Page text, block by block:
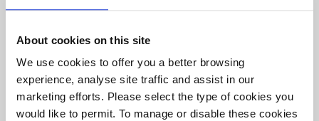
About cookies on this site
We use cookies to offer you a better browsing
experience, analyse site traffic and assist in our
marketing efforts. Please select the type of cookies you
would like to permit. To manage or disable these cookies
“Et stærkt og bæredygtigt resultat, som har
logistikprocesser.”
Kay Theuer, Managing Director hos
Priwatt.